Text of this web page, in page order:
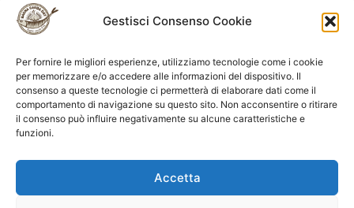
Gestisci Consenso Cookie
Per fornire le migliori esperienze, utilizziamo tecnologie come i cookie
per memorizzare e/o accedere alle informazioni del dispositivo. Il
consenso a queste tecnologie ci permetterà di elaborare dati come il
comportamento di navigazione su questo sito. Non acconsentire o ritirare
il consenso può influire negativamente su alcune caratteristiche e
funzioni.
Accetta
La nostra sede è in via San Martino 2 (angolo corso Alfieri),
14100 – Asti. Tel. 324 5654070 emailinfo@bagnacaudaday.it
Supplemento al numero 52 di Astigiani testata registrata al
Tribunale di Asti n. 4 del 2012, direttore responsabile Sergio
Miravalle.
Bagna Cauda Day © 2025 Astigiani APS |
Privacy policy
gestione consensi